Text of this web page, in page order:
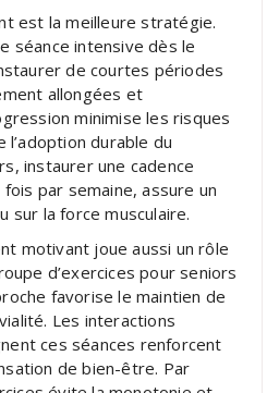
est la meilleure stratégie.
séance intensive dès le
de courtes périodes
allongées et
minimise les risques
durable du
instaurer une cadence
par semaine, assure un
sur la force musculaire.
motivant joue aussi un rôle
d’exercices pour seniors
favorise le maintien de
Les interactions
ces séances renforcent
de bien-être. Par